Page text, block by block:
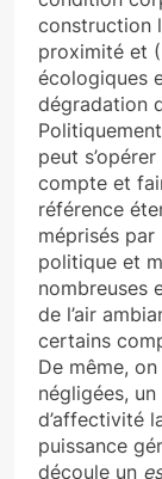
construction
proximité et
écologiques
dégradation
peut
compte et
référence
méprisés
politique et
nombreuses
de l’air
certains
De même,
négligées,
d’affectivité
puissance
découle un